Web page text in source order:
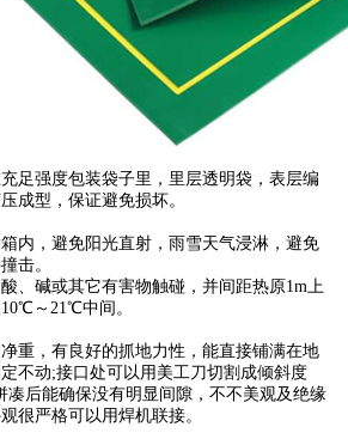
足强度包装袋子里，里层透明袋，表层编
成型，保证避免损坏。
内，避免阳光直射，雨雪天气浸淋，避免
击。
、碱或其它有害物触碰，并间距热原1m上
～21℃中间。
重，有良好的抓地力性，能直接铺满在地
不动;接口处可以用美工刀切割成倾斜度
凑后能确保没有明显间隙，不不美观及绝缘
很严格可以用焊机联接。